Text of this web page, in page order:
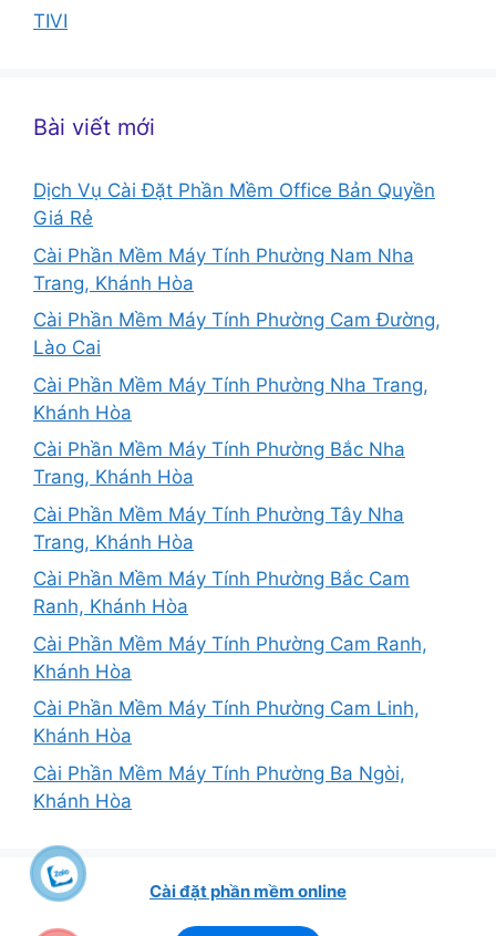
TIVI
Bài viết mới
Dịch Vụ Cài Đặt Phần Mềm Office Bản Quyền
Giá Rẻ
Cài Phần Mềm Máy Tính Phường Nam Nha
Trang, Khánh Hòa
Cài Phần Mềm Máy Tính Phường Cam Đường,
Lào Cai
Cài Phần Mềm Máy Tính Phường Nha Trang,
Khánh Hòa
Cài Phần Mềm Máy Tính Phường Bắc Nha
Trang, Khánh Hòa
Cài Phần Mềm Máy Tính Phường Tây Nha
Trang, Khánh Hòa
Cài Phần Mềm Máy Tính Phường Bắc Cam
Ranh, Khánh Hòa
Cài Phần Mềm Máy Tính Phường Cam Ranh,
Khánh Hòa
Cài Phần Mềm Máy Tính Phường Cam Linh,
Khánh Hòa
Cài Phần Mềm Máy Tính Phường Ba Ngòi,
Khánh Hòa
Cài đặt phần mềm online